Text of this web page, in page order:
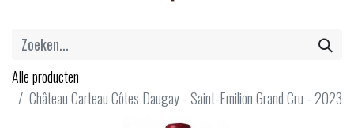
Alle producten
Château Carteau Côtes Daugay - Saint-Emilion Grand Cru - 2023